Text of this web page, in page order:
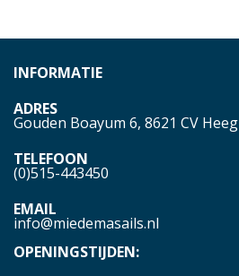
INFORMATIE
ADRES
Gouden Boayum 6, 8621 CV Heeg
TELEFOON
(0)515-443450
EMAIL
info@miedemasails.nl
OPENINGSTIJDEN: